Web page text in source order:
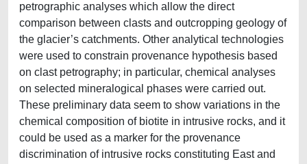
petrographic analyses which allow the direct
comparison between clasts and outcropping geology of
the glacier’s catchments. Other analytical technologies
were used to constrain provenance hypothesis based
on clast petrography; in particular, chemical analyses
on selected mineralogical phases were carried out.
These preliminary data seem to show variations in the
chemical composition of biotite in intrusive rocks, and it
could be used as a marker for the provenance
discrimination of intrusive rocks constituting East and